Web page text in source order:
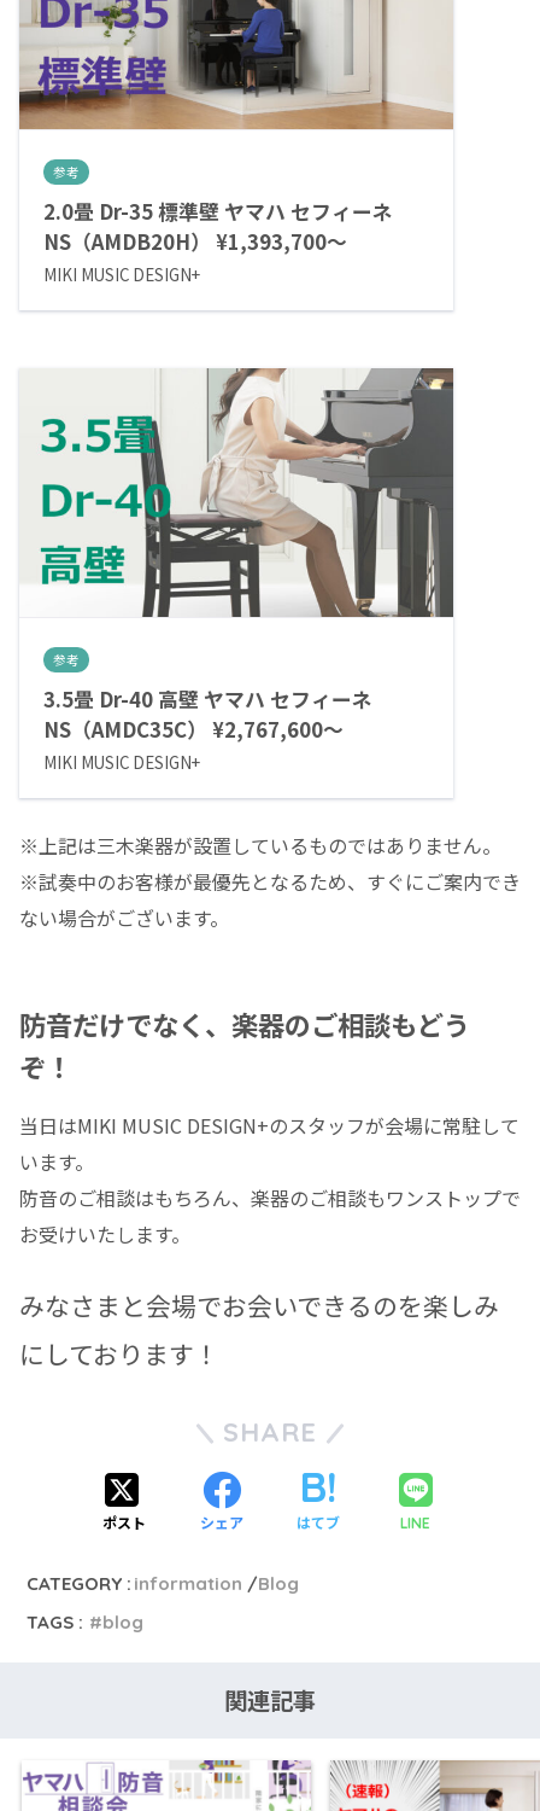
参考
2.0畳 Dr-35 標準壁 ヤマハ セフィーネ
NS（AMDB20H） ¥1,393,700～
MIKI MUSIC DESIGN+
参考
3.5畳 Dr-40 高壁 ヤマハ セフィーネ
NS（AMDC35C） ¥2,767,600～
MIKI MUSIC DESIGN+
※上記は三木楽器が設置しているものではありません。
※試奏中のお客様が最優先となるため、すぐにご案内でき
ない場合がございます。
防音だけでなく、楽器のご相談もどう
ぞ！
当日はMIKI MUSIC DESIGN+のスタッフが会場に常駐して
います。
防音のご相談はもちろん、楽器のご相談もワンストップで
お受けいたします。
みなさまと会場でお会いできるのを楽しみ
にしております！
SHARE
ポスト シェア はてブ LINE
CATEGORY : information
Blog
TAGS :
blog
関連記事